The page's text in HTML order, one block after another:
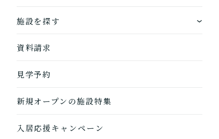
できるを増やす介護サービス
お客様に選ばれるできたてのお食事
ホームに入居する
自宅から通う
自宅に来てもらう
施設を探す
地図から探す
自宅から通う/来てもらう
資料請求
見学予約
新規オープンの施設特集
入居応援キャンペーン